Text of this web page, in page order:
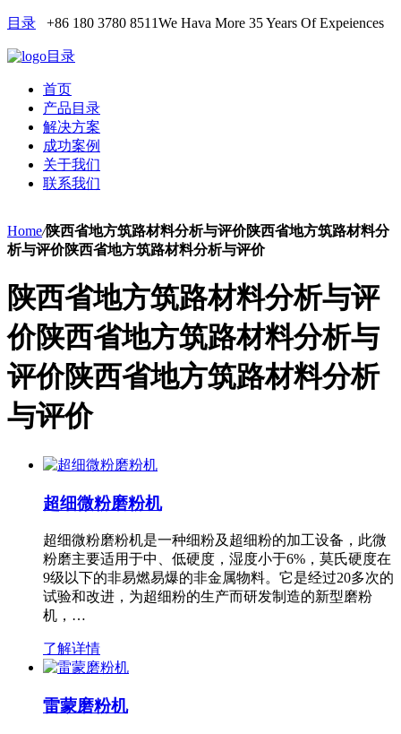
目录 +86 180 3780 8511We Hava More 35 Years Of Expeiences
目录
首页
产品目录
解决方案
成功案例
关于我们
联系我们
Home/陕西省地方筑路材料分析与评价陕西省地方筑路材料分
析与评价陕西省地方筑路材料分析与评价
陕西省地方筑路材料分析与评
价陕西省地方筑路材料分析与
评价陕西省地方筑路材料分析
与评价
超细微粉磨粉机
超细微粉磨粉机是一种细粉及超细粉的加工设备，此微
粉磨主要适用于中、低硬度，湿度小于6%，莫氏硬度在
9级以下的非易燃易爆的非金属物料。它是经过20多次的
试验和改进，为超细粉的生产而研发制造的新型磨粉
机，…
了解详情
雷蒙磨粉机